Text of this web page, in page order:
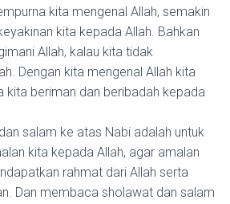
kita mengenal Allah, semakin
kita kepada Allah. Bahkan
Allah, kalau kita tidak
Dengan kita mengenal Allah kita
kita beriman dan beribadah kepada
salam ke atas Nabi adalah untuk
kita kepada Allah, agar amalan
rahmat dari Allah serta
Dan membaca sholawat dan salam